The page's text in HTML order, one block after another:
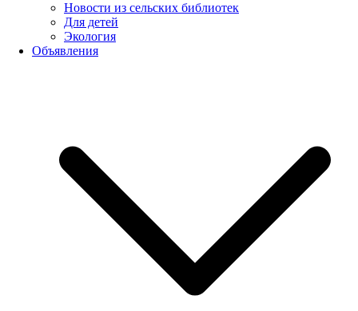
Новости из сельских библиотек
Для детей
Экология
Объявления